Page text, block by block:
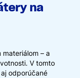
na
– a
V tomto
odporúčané